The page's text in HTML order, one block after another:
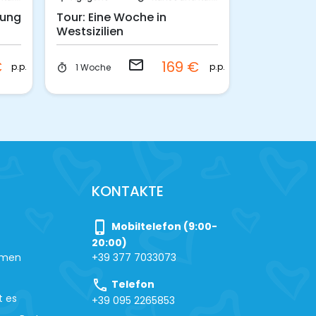
p.p.
Tour: Eine Woche in
Westsizilien
timer 1 Woche email 169 € p.p.
es
KONTAKTE
phone_iphone
Mobiltelefon (9:00-
20:00)
+39 377 7033073
call Telefon
+39 095 2265853